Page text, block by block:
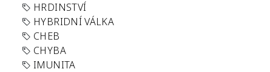
HRDINSTVÍ
HYBRIDNÍ VÁLKA
CHEB
CHYBA
IMUNITA